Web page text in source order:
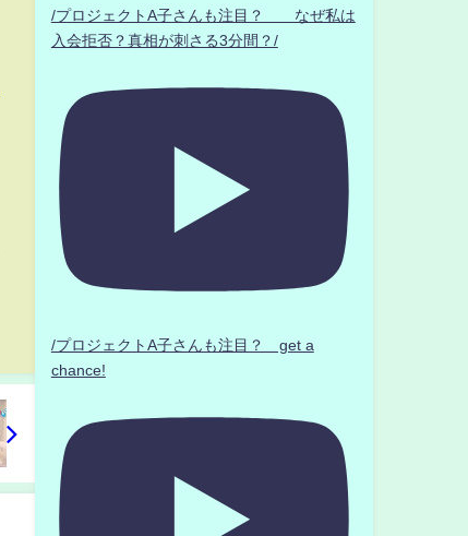
/プロジェクトA子さんも注目？ なぜ私は
入会拒否？真相が刺さる3分間？/
/プロジェクトA子さんも注目？ get a
chance!